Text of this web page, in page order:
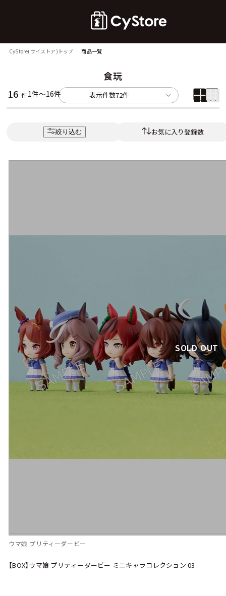
CyStore(サイストア)トップ 商品一覧
食玩
16 件1件～16件 表示件数72件
絞り込む お気に入り登録数
SOLD OUT
ウマ娘 プリティーダービー
【BOX】ウマ娘 プリティーダービー ミニキャラコレクション 03